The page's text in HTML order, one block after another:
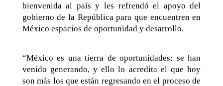
bienvenida al país y les refrendó el apoyo del
gobierno de la República para que encuentren en
México espacios de oportunidad y desarrollo.
“México es una tierra de oportunidades; se han
venido generando, y ello lo acredita el que hoy
son más los que están regresando en el proceso de